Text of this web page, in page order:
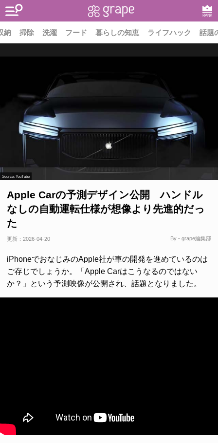
RANK
納 掃除 洗濯 フード 暮らしの知恵 ライフハック 話題
Source: YouTube
Apple Carの予測デザイン公開 ハンドル
なしの自動運転仕様が想像より先進的だっ
た
更新： 2026-04-20 By - grape編集部
iPhoneでおなじみのApple社が車の開発を進めているのは
ご存じでしょうか。「Apple Carはこうなるのではない
か？」という予測映像が公開され、話題となりました。